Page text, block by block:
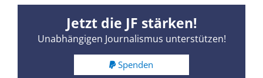
Jetzt die JF stärken!
Unabhängigen Journalismus unterstützen!
Spenden